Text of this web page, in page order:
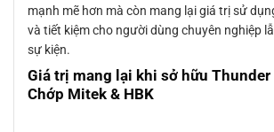
mạnh mẽ hơn mà còn mang lại giá trị sử
và tiết kiệm cho người dùng chuyên nghiệp
sự kiện.
Giá trị mang lại khi sở hữu Thunder
Chớp Mitek & HBK